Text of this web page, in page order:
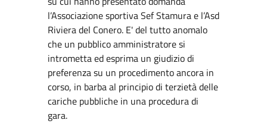
l’Associazione sportiva Sef Stamura e l’Asd
Riviera del Conero. E' del tutto anomalo
che un pubblico amministratore si
intrometta ed esprima un giudizio di
preferenza su un procedimento ancora in
corso, in barba al principio di terzietà delle
cariche pubbliche in una procedura di
gara.